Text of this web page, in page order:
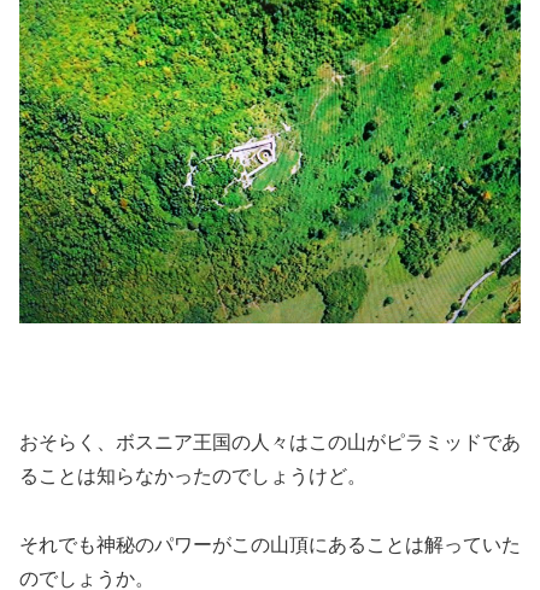
おそらく、ボスニア王国の人々はこの山がピラミッドであ
ることは知らなかったのでしょうけど。
それでも神秘のパワーがこの山頂にあることは解っていた
のでしょうか。